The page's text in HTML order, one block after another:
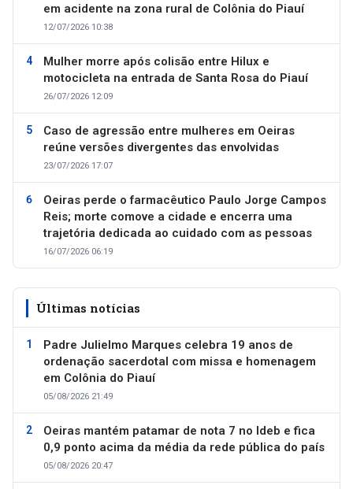
em acidente na zona rural de Colônia do Piauí
12/07/2026 10:38
Mulher morre após colisão entre Hilux e
motocicleta na entrada de Santa Rosa do Piauí
26/07/2026 12:09
Caso de agressão entre mulheres em Oeiras
reúne versões divergentes das envolvidas
23/07/2026 17:07
Oeiras perde o farmacêutico Paulo Jorge Campos
Reis; morte comove a cidade e encerra uma
trajetória dedicada ao cuidado com as pessoas
16/07/2026 06:19
Últimas notícias
Padre Julielmo Marques celebra 19 anos de
ordenação sacerdotal com missa e homenagem
em Colônia do Piauí
05/08/2026 21:49
Oeiras mantém patamar de nota 7 no Ideb e fica
0,9 ponto acima da média da rede pública do país
05/08/2026 20:47